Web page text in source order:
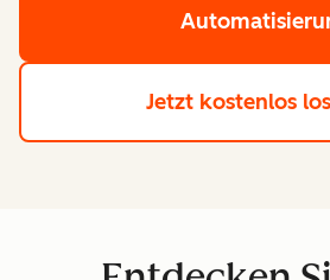
Jetzt kostenlos